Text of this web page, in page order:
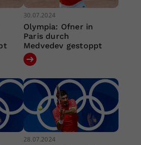
30.07.2024
Olympia: Ofner in
Paris durch
Medvedev gestoppt
28.07.2024